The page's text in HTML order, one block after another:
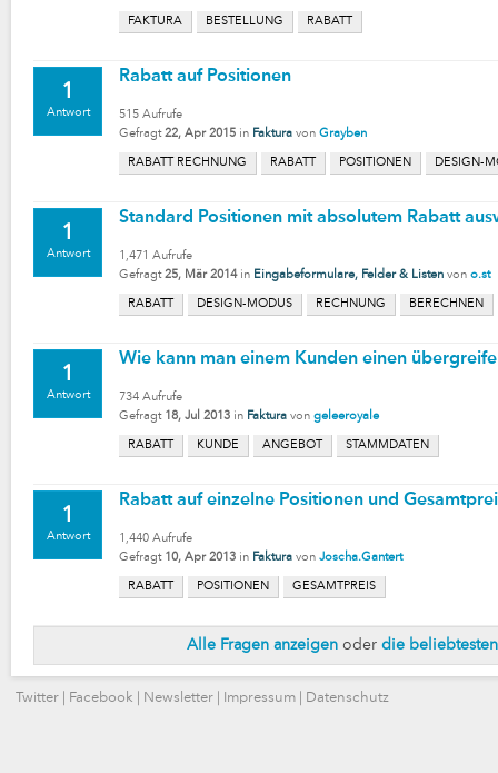
FAKTURA BESTELLUNG RABATT
1
Antwort
Rabatt auf Positionen
515 Aufrufe
Gefragt 22, Apr 2015 in Faktura von Grayben
RABATT RECHNUNG RABATT POSITIONEN DESIGN-
1
Antwort
Standard Positionen mit absolutem Rabatt
1,471 Aufrufe
Gefragt 25, Mär 2014 in Eingabeformulare, Felder & Listen von o.st
RABATT DESIGN-MODUS RECHNUNG BERECHNEN
1
Antwort
Wie kann man einem Kunden einen
734 Aufrufe
Gefragt 18, Jul 2013 in Faktura von geleeroyale
RABATT KUNDE ANGEBOT STAMMDATEN
1
Antwort
Rabatt auf einzelne Positionen und
1,440 Aufrufe
Gefragt 10, Apr 2013 in Faktura von Joscha.Gantert
RABATT POSITIONEN GESAMTPREIS
Alle Fragen anzeigen oder die beliebtesten
Twitter Facebook Newsletter Impressum Datenschutz